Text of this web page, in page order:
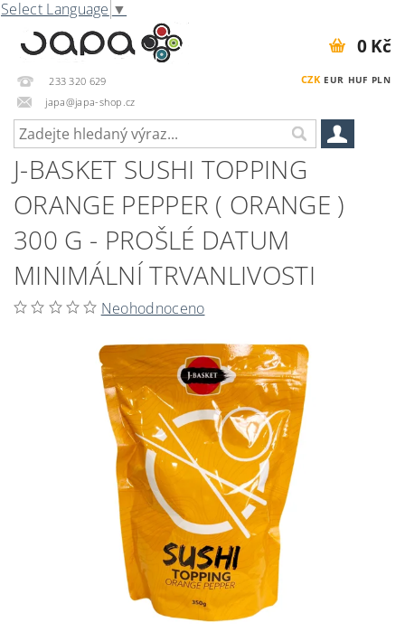
Select Language ▼
233 320 629
japa@japa-shop.cz
CZK EUR HUF PLN
0 Kč
J-BASKET SUSHI TOPPING
ORANGE PEPPER ( ORANGE )
300 G - PROŠLÉ DATUM
MINIMÁLNÍ TRVANLIVOSTI
Neohodnoceno